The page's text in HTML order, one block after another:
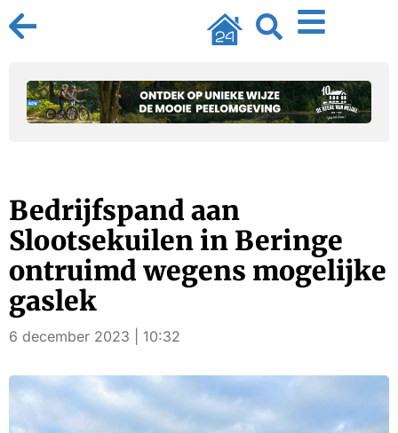
Bedrijfspand aan
Slootsekuilen in Beringe
ontruimd wegens mogelijke
gaslek
6 december 2023 | 10:32